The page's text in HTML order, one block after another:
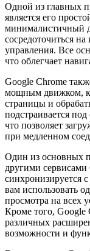
Одной из главных
является его
минималистичный
сосредоточиться
управления. Все
что облегчает
Google Chrome
мощным движком,
страницы и
подстраивается
что позволяет
при медленном
Один из основных
другими сервисами
синхронизируется
вам использовать
просмотра на всех
Кроме того, Google
различных
возможности и